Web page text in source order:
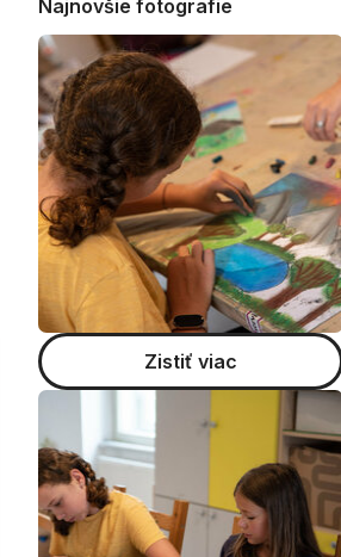
Najnovšie fotografie
Zistiť viac